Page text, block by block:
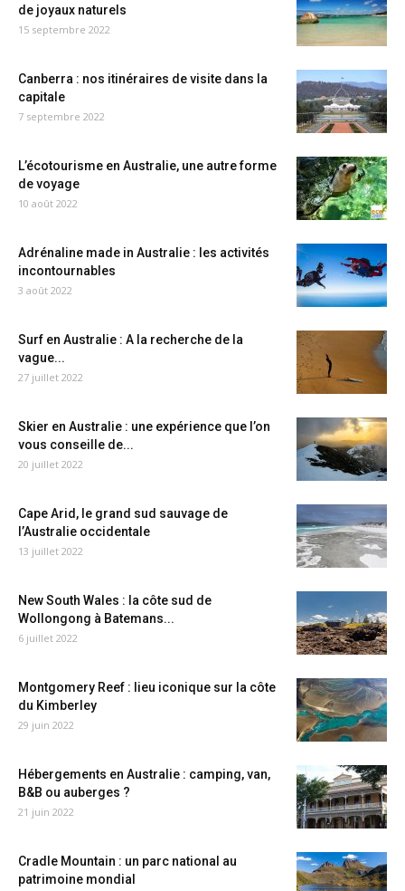
de joyaux naturels
15 septembre 2022
Canberra : nos itinéraires de visite dans la
capitale
7 septembre 2022
L’écotourisme en Australie, une autre forme
de voyage
10 août 2022
Adrénaline made in Australie : les activités
incontournables
3 août 2022
Surf en Australie : A la recherche de la
vague...
27 juillet 2022
Skier en Australie : une expérience que l’on
vous conseille de...
20 juillet 2022
Cape Arid, le grand sud sauvage de
l’Australie occidentale
13 juillet 2022
New South Wales : la côte sud de
Wollongong à Batemans...
6 juillet 2022
Montgomery Reef : lieu iconique sur la côte
du Kimberley
29 juin 2022
Hébergements en Australie : camping, van,
B&B ou auberges ?
21 juin 2022
Cradle Mountain : un parc national au
patrimoine mondial